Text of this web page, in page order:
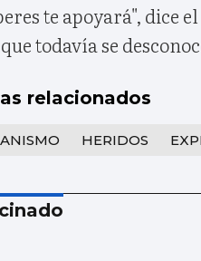
te apoyará", dice
todavía se
relacionados
HERIDOS